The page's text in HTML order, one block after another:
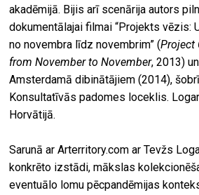
akadēmijā. Bijis arī scenārija autors
dokumentālajai filmai “Projekts vēzis:
no novembra līdz novembrim” (Project
from November to November, 2013)
Amsterdamā dibinātājiem (2014),
Konsultatīvās padomes loceklis.
Horvātijā.
Sarunā ar Arterritory.com ar Tevžs
konkrēto izstādi, mākslas
eventuālo lomu pēcpandēmijas